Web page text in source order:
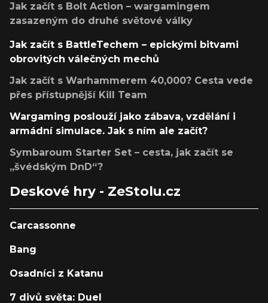
Jak začít s Bolt Action – wargamingem
zasazeným do druhé světové války
Jak začít s BattleTechem – epickými bitvami
obrovitých válečných mechů
Jak začít s Warhammerem 40,000? Cesta vede
přes přístupnější Kill Team
Wargaming poslouží jako zábava, vzdělání i
armádní simulace. Jak s ním ale začít?
Symbaroum Starter Set – cesta, jak začít se
„švédským DnD“?
Deskové hry - ZeStolu.cz
Carcassonne
Bang
Osadníci z Katanu
7 divů světa: Duel